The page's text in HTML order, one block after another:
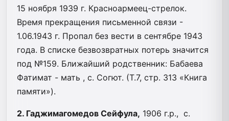
15 ноября 1939 г. Красноармеец-стрелок.
Время прекращения письменной связи -
1.06.1943 г. Пропал без вести в сентябре 1943
года. В списке безвозвратных потерь значится
под №159. Ближайший родственник: Бабаева
Фатимат - мать , с. Согют. (Т.7, стр. 313 «Книга
памяти»).
2. Гаджимагомедов Сейфула, 1906 г.р., с.